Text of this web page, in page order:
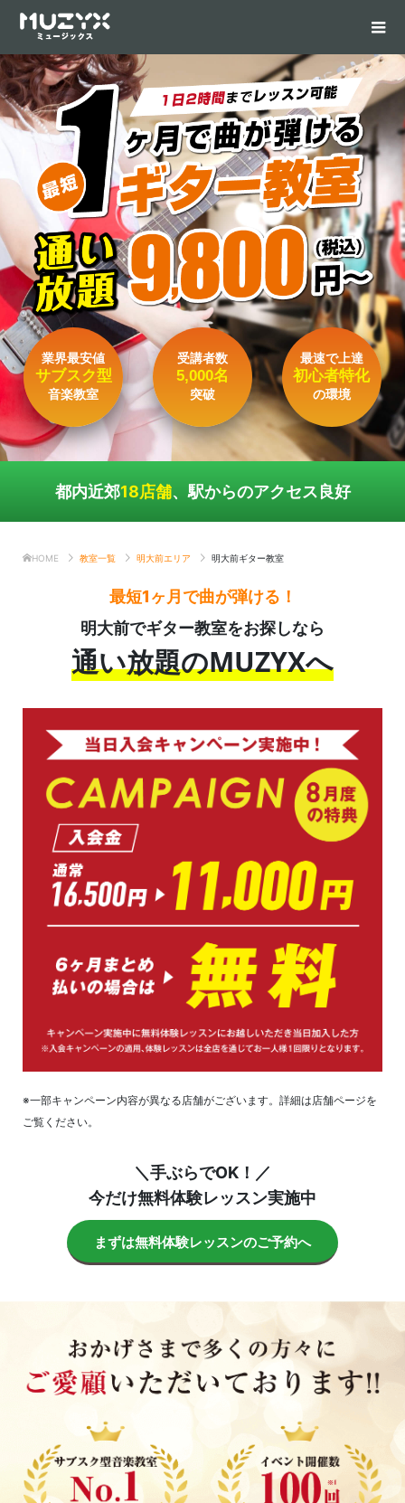
業界最安値
サブスク型
音楽教室
受講者数
5,000名
突破
最速で上達
初心者特化
の環境
都内近郊18店舗、駅からのアクセス良好
HOME 教室一覧 明大前エリア 明大前ギター教室
最短1ヶ月で曲が弾ける！
明大前でギター教室をお探しなら
通い放題のMUZYXへ
※一部キャンペーン内容が異なる店舗がございます。詳細は店舗ページを
ご覧ください。
＼手ぶらでOK！／
今だけ無料体験レッスン実施中
まずは無料体験レッスンのご予約へ